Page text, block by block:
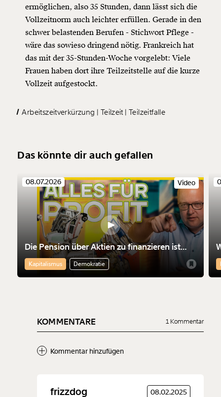
ermöglichen, also 35 Stunden, dann lässt sich die
Vollzeitnorm auch leichter erfüllen. Gerade in den
schwer belastenden Berufen - Stichwort Pflege -
wäre das sowieso dringend nötig. Frankreich hat
das mit der 35-Stunden-Woche vorgelebt: Viele
Frauen haben dort ihre Teilzeitstelle auf die kurze
Vollzeit aufgestockt.
Arbeitszeitverkürzung Teilzeit Teilzeitfalle
Das könnte dir auch gefallen
Video
08.07.2026
Die Pension über Aktien zu finanzieren ist
nicht nur riskant. Sie macht die Finanzmärkte
mächtiger
Kapitalismus Demokratie
KOMMENTARE 1 Kommentar
Kommentar hinzufügen
Neuen Kommentar
frizzdog 08.02.2025